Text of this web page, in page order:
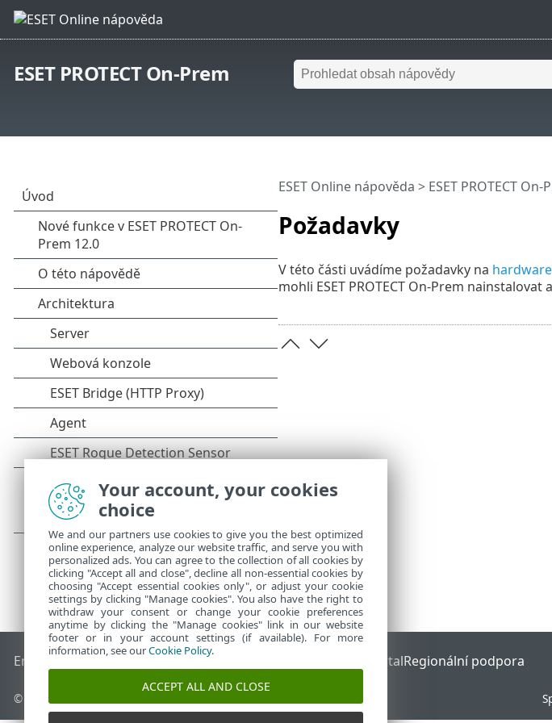
ESET PROTECT On-Prem
Požadavky
ESET Online nápověda > ESET PROTECT On-
V této části uvádíme požadavky na hardware
mohli ESET PROTECT On-Prem nainstalovat
End of Life ESET Databáze znalostí ESET Status PortalRegionální podpora
© 1992 - 2026 ESET, spol. s r.o. - Všechna práva vyhrazena.
Your account, your cookies
choice
We and our partners use cookies to give you the best optimized
online experience, analyze our website traffic, and serve you with
personalized ads. You can agree to the collection of all cookies by
clicking "Accept all and close", decline all non-essential cookies by
choosing "Accept essential cookies only", or adjust your cookie
settings by clicking "Manage cookies". You also have the right to
withdraw your consent or change your cookie preferences
anytime by clicking the "Manage cookies" link in our website
footer or in your account settings (if available). For more
information, see ourCookie Policy.
ACCEPT ALL AND CLOSE